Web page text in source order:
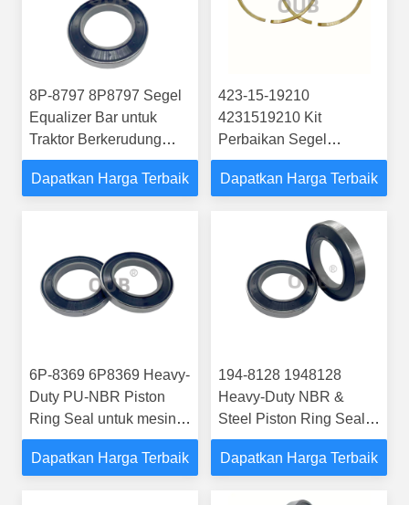
8P-8797 8P8797 Segel
Equalizer Bar untuk
Traktor Berkerudung
CAT D10/D11 Equalizer
Bar D11R, D11T
Dapatkan Harga Terbaik
423-15-19210
4231519210 Kit
Perbaikan Segel
Silinder Penuh untuk
Sistem Hidraulik Wheel
Dapatkan Harga Terbaik
6P-8369 6P8369 Heavy-
Duty PU-NBR Piston
Ring Seal untuk mesin
CAT D9R, D9T
Dapatkan Harga Terbaik
194-8128 1948128
Heavy-Duty NBR &
Steel Piston Ring Seal
untuk CAT D11 Balance
Beam D11R, D11T
Dapatkan Harga Terbaik